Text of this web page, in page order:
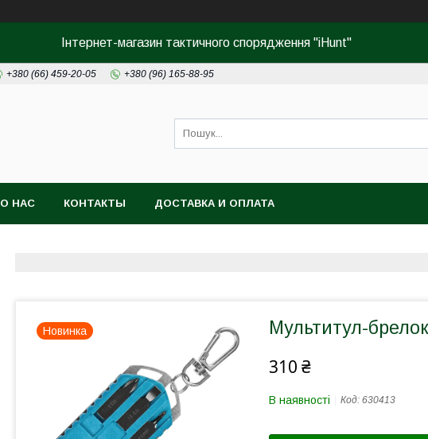
Інтернет-магазин тактичного спорядження "iHunt"
+380 (66) 459-20-05 +380 (96) 165-88-95
О НАС КОНТАКТЫ ДОСТАВКА И ОПЛАТА
Новинка Мультитул-
310 ₴
В наявності Код: 630413